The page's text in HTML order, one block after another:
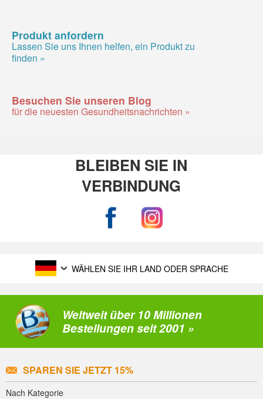
Produkt anfordern
Lassen Sie uns Ihnen helfen, ein Produkt zu
finden »
Besuchen Sie unseren Blog
für die neuesten Gesundheitsnachrichten »
BLEIBEN SIE IN
VERBINDUNG
WÄHLEN SIE IHR LAND ODER SPRACHE
Weltweit über 10 Millionen
Bestellungen seit 2001 »
SPAREN SIE JETZT 15%
Nach Kategorie